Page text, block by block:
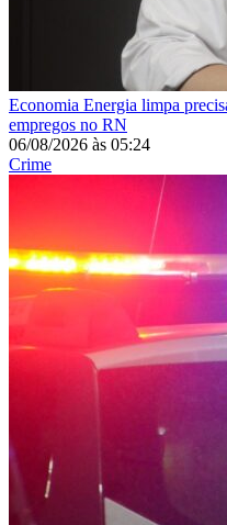
Economia Energia limpa
empregos no RN
06/08/2026 às 05:24
Crime